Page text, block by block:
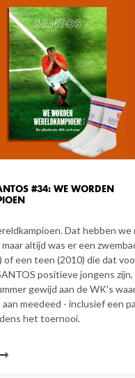
#34: WE WORDEN
Dat hebben we
altijd was er een
of een teen (2010) die dat
positieve jongens
gewijd aan de WK's
meedeed - inclusief een
het toernooi.